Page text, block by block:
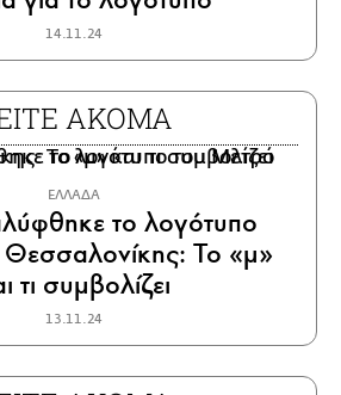
14.11.24
ΑΚΟΜΑ
ΕΛΛΑΔΑ
το λογότυπο
Το «μ»
τι συμβολίζει
13.11.24